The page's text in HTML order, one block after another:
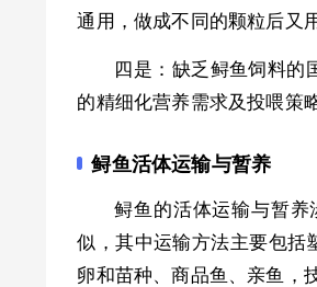
通用，做成不同的颗粒后又
四是：缺乏鲟鱼饲料的
的精细化营养需求及投喂策
鲟鱼活体运输与暂养
鲟鱼的活体运输与暂
似，其中运输方法主要包括
卵和苗种、商品鱼、亲鱼，